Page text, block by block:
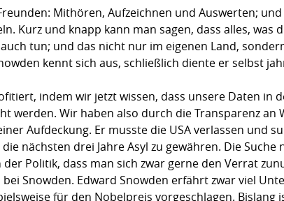
Mithören, Aufzeichnen und Auswerten;
Kurz und knapp kann man sagen, dass alles, was
tun; und das nicht nur im eigenen Land,
kennt sich aus, schließlich diente er selbst
indem wir jetzt wissen, dass unsere Daten in
werden. Wir haben also durch die Transparenz an
Aufdeckung. Er musste die USA verlassen und
nächsten drei Jahre Asyl zu gewähren. Die Suche
Politik, dass man sich zwar gerne den Verrat
Snowden. Edward Snowden erfährt zwar viel
für den Nobelpreis vorgeschlagen. Bislang